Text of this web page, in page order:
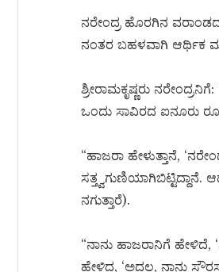
ನರೇಂದ್ರ ಹೊರಗಿನ
ನಂತರ ಬಹಳವಾಗಿ ಆರ್ಥಿಕ
ಶ್ರೀರಾಮಕೃಷ್ಣರು
ಒಂದು ಸಾವಿರದ ಐನೂರು
“ಹಾಜರಾ ಹೇಳುತ್ತಾನೆ,
ಸತ್ತ್ವಗುಣಿಯಾಗಿಬಿಟ್ಟಿದ್ದಾನೆ.
ನಗುತ್ತಾರೆ).
“ನಾನು ಹಾಜರಾನಿಗೆ ಹೇಳಿದೆ,
ಹೇಳಿದ, ‘ಅದಲ್ಲ, ನಾನು